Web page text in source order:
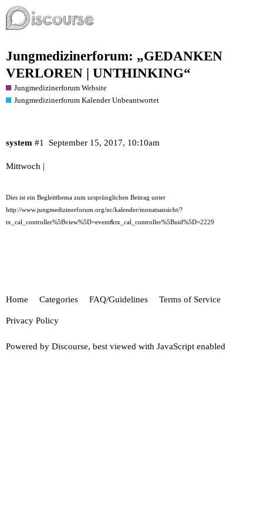
Jungmedizinerforum: „GEDANKEN
VERLOREN | UNTHINKING“
Jungmedizinerforum Website
Jungmedizinerforum Kalender Unbeantwortet
system September 15, 2017, 10:10am
#1
Mittwoch |
Dies ist ein Begleitthema zum ursprünglichen Beitrag unter
http://www.jungmedizinerforum.org/nc/kalender/monatsansicht/?
tx_cal_controller%5Bview%5D=event&tx_cal_controller%5Buid%5D=2229
Home Categories FAQ/Guidelines Terms of Service
Privacy Policy
Powered by Discourse, best viewed with JavaScript enabled